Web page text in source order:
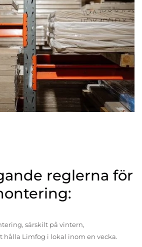
reglerna för
särskilt på vintern,
hålla Limfog i lokal inom en vecka.